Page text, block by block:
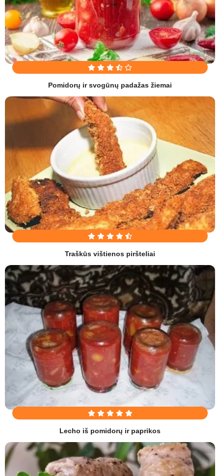
Pomidorų ir svogūnų padažas žiemai
Traškūs vištienos piršteliai
Lecho iš pomidorų ir paprikos